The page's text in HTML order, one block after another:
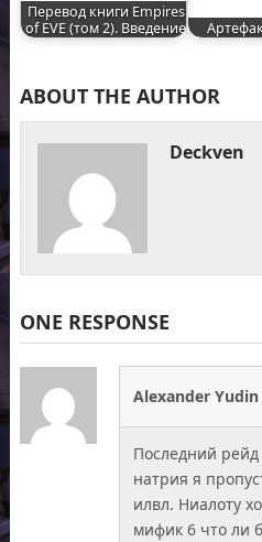
Перевод книги Empires
of EVE (том 2). Введение
ABOUT THE AUTHOR
Deckven
ONE RESPONSE
Alexander Yudin
Последний
натрия я
илвл. Ниалоту
мифик 6 что ли